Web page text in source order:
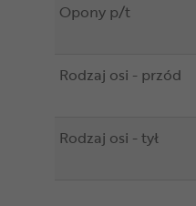
Opony p/t
Rodzaj osi - przód
Rodzaj osi - tył